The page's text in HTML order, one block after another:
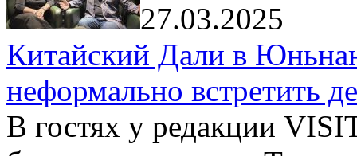
27.03.2025
Китайский Дали в
неформально встретить
В гостях у редакции